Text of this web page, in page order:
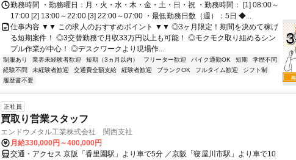
勤務時間 ・勤務曜日：月・火・水・木・金・土・日・祝 ・勤務時間： [1] 08:00～
17:00 [2] 13:00～22:00 [3] 22:00～07:00 ・最低勤務日数（週）：5日 ◆...
仕事内容 ▼▼ この求人のおすすめポイント ▼▼ ◎3ヶ月限定！期間を決めて稼げ
る短期案件！ ◎3交替勤務で月収33万円以上も可能！ ◎モクモク取り組めるシン
プル作業が中心！ ◎デスクワークより現場作...
制服あり 業界未経験者歓迎 短期（3ヵ月以内） フリーター歓迎 バイク通勤OK 短期
学歴不問
経験不問
未経験者歓迎 交通費全額支給 経験者歓迎 ブランクOK フルタイム歓迎
シフト制
履歴書不要
正社員
買取り営業スタッフ
エンドウメタル工業株式会社 関西支社
月給330,000円～400,000円
交通・アクセス 京阪「香里園駅」より車で5分 ／京阪「寝屋川市駅」より車で10